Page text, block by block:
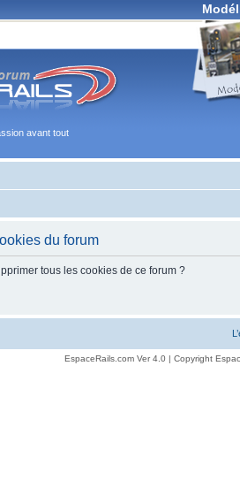
avant tout
du forum
tous les cookies de ce forum ?
EspaceRails.com Ver 4.0 | Copyright